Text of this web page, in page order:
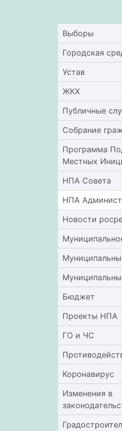
Выборы
Городская
Устав
ЖКХ
Публичные
Собрание
Программа
Местных
НПА Совета
НПА
Новости
Бюджет
Проекты НПА
ГО и ЧС
Коронавирус
Изменения в